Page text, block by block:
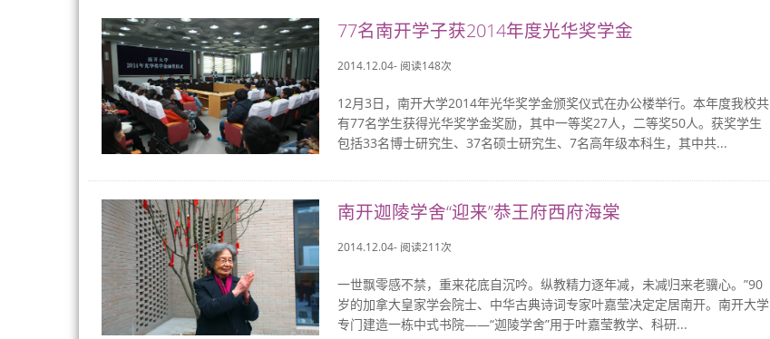
77名南开学子获2014年度光华奖学金
2014.12.04- 阅读148次
12月3日，南开大学2014年光华奖学金颁奖仪式在办公楼举行。本年度我校共
有77名学生获得光华奖学金奖励，其中一等奖27人，二等奖50人。获奖学生
包括33名博士研究生、37名硕士研究生、7名高年级本科生，其中共...
南开迦陵学舍“迎来”恭王府西府海棠
2014.12.04- 阅读211次
一世飘零感不禁，重来花底自沉吟。纵教精力逐年减，未减归来老骥心。”90
岁的加拿大皇家学会院士、中华古典诗词专家叶嘉莹决定定居南开。南开大学
专门建造一栋中式书院——“迦陵学舍”用于叶嘉莹教学、科研...